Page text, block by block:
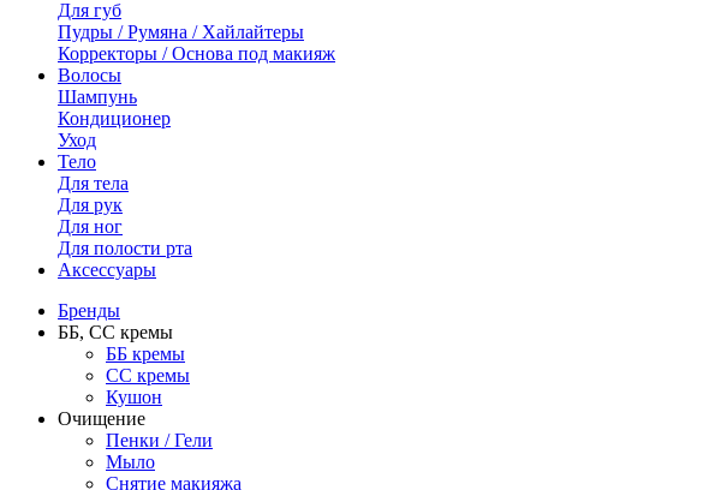
Для губ
Пудры / Румяна / Хайлайтеры
Корректоры / Основа под макияж
Волосы
Шампунь
Кондиционер
Уход
Тело
Для тела
Для рук
Для ног
Для полости рта
Аксессуары
Бренды
ББ, СС кремы
ББ кремы
CC кремы
Кушон
Очищение
Пенки / Гели
Мыло
Снятие макияжа